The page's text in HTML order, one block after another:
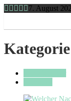
7. August
navigation